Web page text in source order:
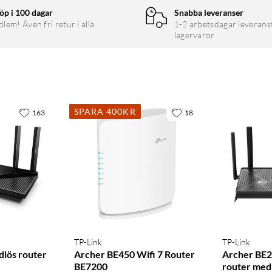
i 100 dagar
Även fri retur i alla
Snabba leveranser
1-2 arbetsdagar
lagervaror
router
163 SPARA 400KR
TP-Link
Archer BE450 Wifi 7 Router
BE7200
18
TP-Link
Archer
router